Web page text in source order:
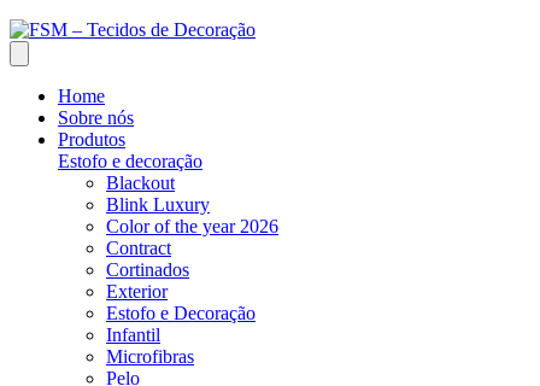
Home
Sobre nós
Produtos
Estofo e decoração
Blackout
Blink Luxury
Color of the year 2026
Contract
Cortinados
Exterior
Estofo e Decoração
Infantil
Microfibras
Pelo